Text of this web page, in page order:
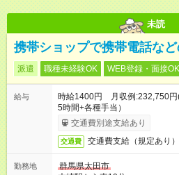
未読
携帯ショップで携帯電話な
派遣 職種未経験OK WEB登録・面接OK
給与
時給1400円 月収例:232,750円
5時間+各種手当）
交通費別途支給あり
交通費 交通費支給（規定あり）
勤務地
群馬県太田市